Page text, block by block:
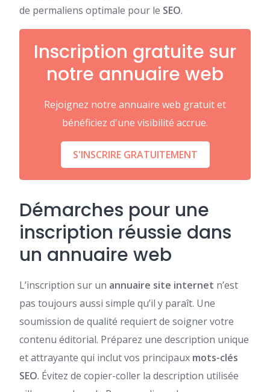
de permaliens optimale pour le SEO.
Inscription gratuite sur
notre annuaire web
Rejoignez notre annuaire web gratuit et
bénéficiez d'une visibilité accrue.
S'INSCRIRE GRATUITEMENT
Démarches pour une
inscription réussie dans
un annuaire web
L’inscription sur un annuaire site internet n’est
pas toujours aussi simple qu’il y paraît. Une
soumission de qualité requiert de soigner votre
contenu éditorial. Préparez une description unique
et attrayante qui inclut vos principaux mots-clés
SEO. Évitez de copier-coller la description utilisée